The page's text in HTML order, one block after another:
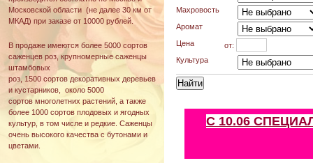
Московской области (не далее 30 км от
МКАД) при заказе от 10000 рублей.
В продаже имеются более 5000 сортов
саженцев роз, крупномерные саженцы
штамбовых
роз, 1500 сортов декоративных деревьев
и кустарников, около 5000
сортов многолетних растений, а также
более 1000 сортов плодовых и ягодных
культур, в том числе и редкие. Саженцы
очень высокого качества с бутонами и
цветами.
Махровость
Аромат
Цена
от:
Культура
С 10.06